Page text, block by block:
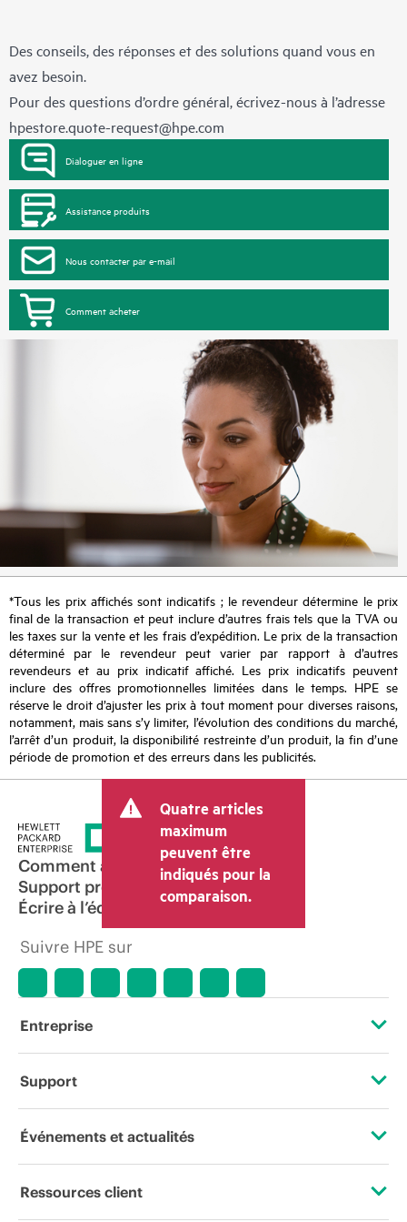
Des conseils, des réponses et des solutions quand vous en
avez besoin.
Pour des questions d’ordre général, écrivez-nous à l’adresse
hpestore.quote-request@hpe.com
Dialoguer en ligne
Assistance produits
Nous contacter par e-mail
Comment acheter
*Tous les prix affichés sont indicatifs ; le revendeur détermine le prix
final de la transaction et peut inclure d’autres frais tels que la TVA ou
les taxes sur la vente et les frais d’expédition. Le prix de la transaction
déterminé par le revendeur peut varier par rapport à d’autres
revendeurs et au prix indicatif affiché. Les prix indicatifs peuvent
inclure des offres promotionnelles limitées dans le temps. HPE se
réserve le droit d’ajuster les prix à tout moment pour diverses raisons,
notamment, mais sans s’y limiter, l’évolution des conditions du marché,
l’arrêt d’un produit, la disponibilité restreinte d’un produit, la fin d’une
période de promotion et des erreurs dans les publicités.
Quatre articles
maximum
peuvent être
indiqués pour la
comparaison.
Comment acheter
Support produit
Écrire à l’équipe commerciale
Suivre HPE sur
Entreprise
À propos de HPE
Responsabilité d’entreprise
Support
Services d’assistance opérationnelle (OSS)
Événements et actualités
Événements
Ressources client